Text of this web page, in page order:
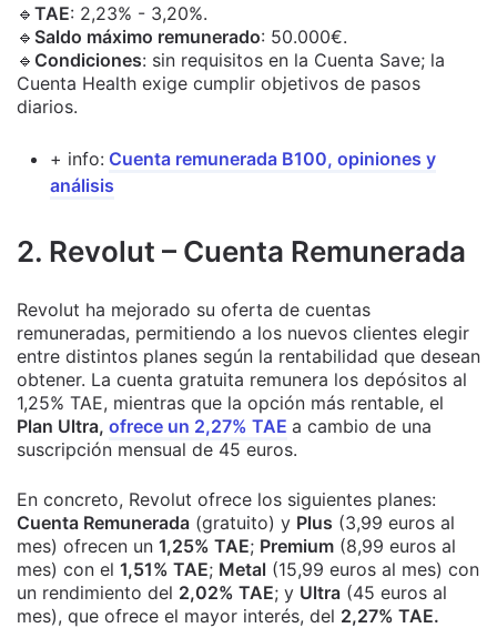
🔹 TAE: 2,23% - 3,20%.
🔹 Saldo máximo remunerado: 50.000€.
🔹 Condiciones: sin requisitos en la Cuenta Save; la
Cuenta Health exige cumplir objetivos de pasos
diarios.
+ info: Cuenta remunerada B100, opiniones y
análisis
2. Revolut – Cuenta Remunerada
Revolut ha mejorado su oferta de cuentas
remuneradas, permitiendo a los nuevos clientes elegir
entre distintos planes según la rentabilidad que desean
obtener. La cuenta gratuita remunera los depósitos al
1,25% TAE, mientras que la opción más rentable, el
Plan Ultra, ofrece un 2,27% TAE a cambio de una
suscripción mensual de 45 euros.
En concreto, Revolut ofrece los siguientes planes:
Cuenta Remunerada (gratuito) y Plus (3,99 euros al
mes) ofrecen un 1,25% TAE; Premium (8,99 euros al
mes) con el 1,51% TAE; Metal (15,99 euros al mes) con
un rendimiento del 2,02% TAE; y Ultra (45 euros al
mes), que ofrece el mayor interés, del 2,27% TAE.